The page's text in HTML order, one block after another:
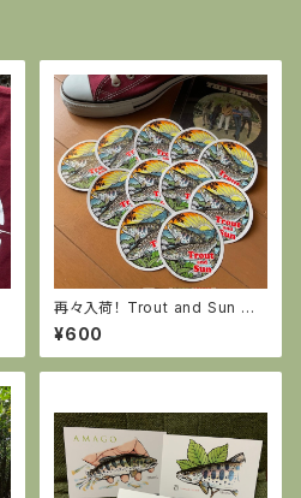
再々入荷！ Trout and Sun ス
テッカー
¥600